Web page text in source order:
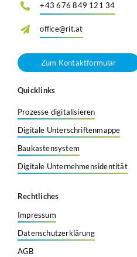
+43 676 849 121 34
office@rit.at
Zum Kontaktformular
Quicklinks
Prozesse digitalisieren
Digitale Unterschriftenmappe
Baukastensystem
Digitale Unternehmensidentität
Rechtliches
Impressum
Datenschutzerklärung
AGB